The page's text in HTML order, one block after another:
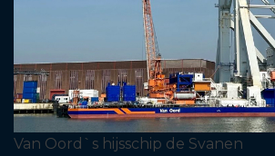
Van Oord`s hijsschip de Svanen